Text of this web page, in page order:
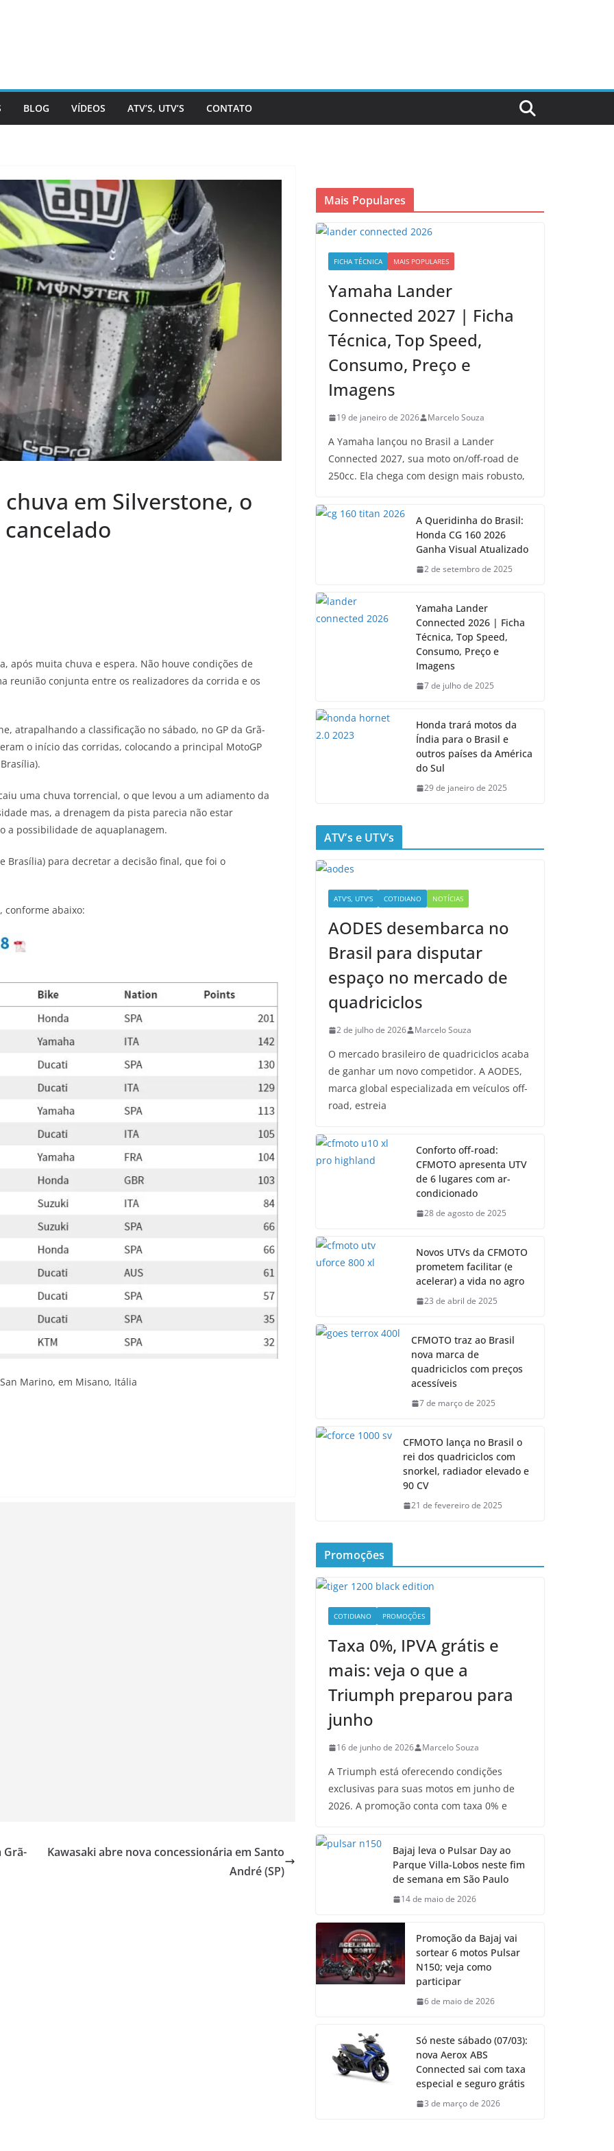
BLOG VÍDEOS ATV’S, UTV’S CONTATO
em Silverstone, o
cancelado
após muita chuva e espera. Não houve condições de
reunião conjunta entre os realizadores da corrida e os
atrapalhando a classificação no sábado, no GP da Grã-
o início das corridas, colocando a principal MotoGP
uma chuva torrencial, o que levou a um adiamento da
mas, a drenagem da pista parecia não estar
a possibilidade de aquaplanagem.
Brasília) para decretar a decisão final, que foi o
conforme abaixo:
Marino, em Misano, Itália
Grã-
Kawasaki abre nova concessionária em Santo
André (SP)
Mais Populares
FICHA TÉCNICA MAIS POPULARES
Yamaha Lander
Connected 2027 | Ficha
Técnica, Top Speed,
Consumo, Preço e
Imagens
19 de janeiro de 2026 Marcelo Souza
A Yamaha lançou no Brasil a Lander
Connected 2027, sua moto on/off-road de
250cc. Ela chega com design mais robusto,
A Queridinha do Brasil:
Honda CG 160 2026
Ganha Visual Atualizado
2 de setembro de 2025
Yamaha Lander
Connected 2026 | Ficha
Técnica, Top Speed,
Consumo, Preço e
Imagens
7 de julho de 2025
Honda trará motos da
Índia para o Brasil e
outros países da América
do Sul
29 de janeiro de 2025
ATV’s e UTV’s
ATV'S, UTV'S COTIDIANO NOTÍCIAS
AODES desembarca no
Brasil para disputar
espaço no mercado de
quadriciclos
2 de julho de 2026 Marcelo Souza
O mercado brasileiro de quadriciclos acaba
de ganhar um novo competidor. A AODES,
marca global especializada em veículos off-
road, estreia
Conforto off-road:
CFMOTO apresenta UTV
de 6 lugares com ar-
condicionado
28 de agosto de 2025
Novos UTVs da CFMOTO
prometem facilitar (e
acelerar) a vida no agro
23 de abril de 2025
CFMOTO traz ao Brasil
nova marca de
quadriciclos com preços
acessíveis
7 de março de 2025
CFMOTO lança no Brasil o
rei dos quadriciclos com
snorkel, radiador elevado e
90 CV
21 de fevereiro de 2025
Promoções
COTIDIANO PROMOÇÕES
Taxa 0%, IPVA grátis e
mais: veja o que a
Triumph preparou para
junho
16 de junho de 2026 Marcelo Souza
A Triumph está oferecendo condições
exclusivas para suas motos em junho de
2026. A promoção conta com taxa 0% e
Bajaj leva o Pulsar Day ao
Parque Villa-Lobos neste fim
de semana em São Paulo
14 de maio de 2026
Promoção da Bajaj vai
sortear 6 motos Pulsar
N150; veja como
participar
6 de maio de 2026
Só neste sábado (07/03):
nova Aerox ABS
Connected sai com taxa
especial e seguro grátis
3 de março de 2026